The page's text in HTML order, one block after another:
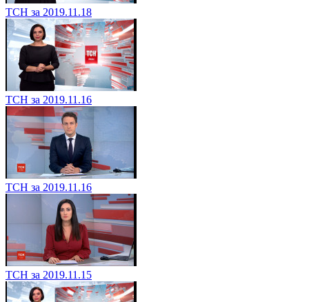
ТСН за 2019.11.18
ТСН за 2019.11.16
ТСН за 2019.11.16
ТСН за 2019.11.15